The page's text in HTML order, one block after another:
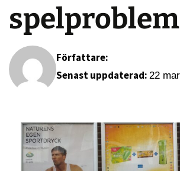
spelproblem
Författare:
Senast uppdaterad: 22